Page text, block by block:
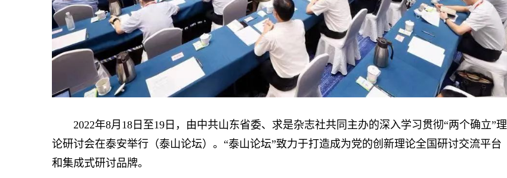
2022年8月18日至19日，由中共山东省委、求是杂志社共同主办的深入学习贯彻“两个确立”理
论研讨会在泰安举行（泰山论坛）。“泰山论坛”致力于打造成为党的创新理论全国研讨交流平台
和集成式研讨品牌。